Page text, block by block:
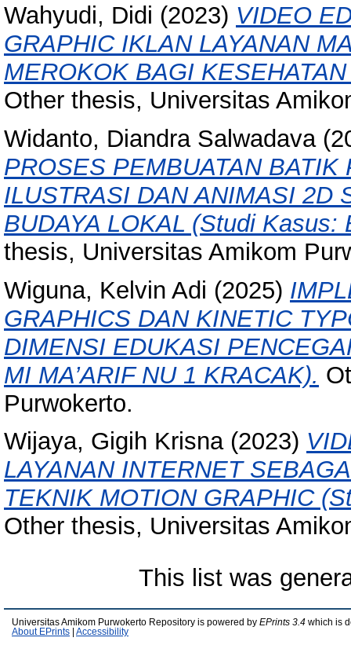
Wahyudi, Didi (2023) VIDEO
GRAPHIC IKLAN LAYANAN
MEROKOK BAGI
Other thesis, Universitas
Widanto, Diandra Salwadava
PROSES PEMBUATAN
ILUSTRASI DAN ANIMASI 2D
BUDAYA LOKAL (Studi
thesis, Universitas Amikom
Wiguna, Kelvin Adi (2025)
GRAPHICS DAN KINETIC
DIMENSI EDUKASI
MI MA’ARIF NU 1 KRACAK).
Purwokerto.
Wijaya, Gigih Krisna(2023)
LAYANAN INTERNET
TEKNIK MOTION GRAPHIC
Other thesis, Universitas
This list was
Universitas Amikom Purwokerto Repository is powered by EPrints 3.4 which is
About EPrints
Accessibility